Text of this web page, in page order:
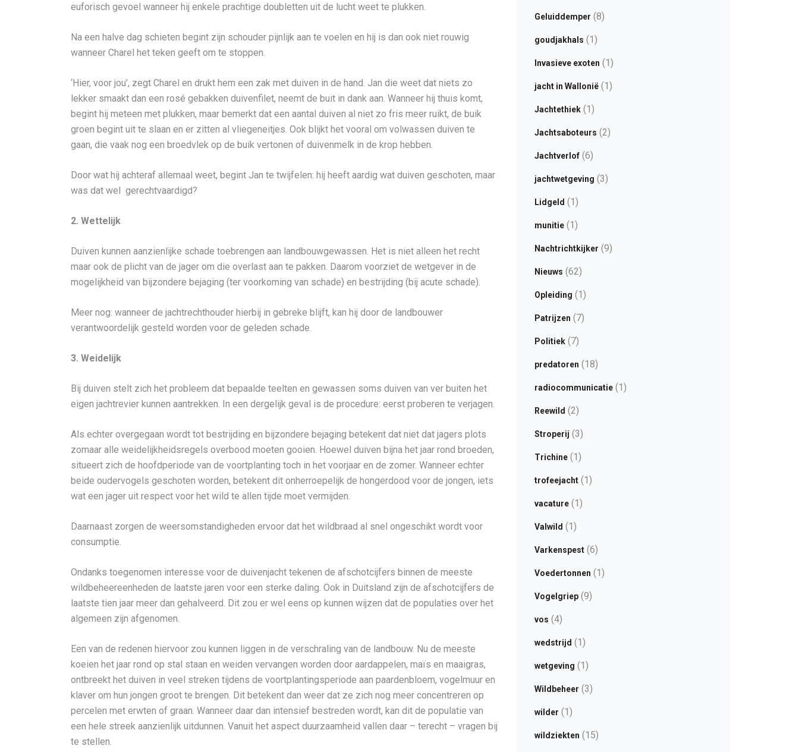
euforisch gevoel wanneer hij enkele prachtige doubletten uit de lucht weet te plukken.
Na een halve dag schieten begint zijn schouder pijnlijk aan te voelen en hij is dan ook niet rouwig
wanneer Charel het teken geeft om te stoppen.
‘Hier, voor jou’, zegt Charel en drukt hem een zak met duiven in de hand. Jan die weet dat niets zo
lekker smaakt dan een rosé gebakken duivenfilet, neemt de buit in dank aan. Wanneer hij thuis komt,
begint hij meteen met plukken, maar bemerkt dat een aantal duiven al niet zo fris meer ruikt, de buik
groen begint uit te slaan en er zitten al vliegeneitjes. Ook blijkt het vooral om volwassen duiven te
gaan, die vaak nog een broedvlek op de buik vertonen of duivenmelk in de krop hebben.
Door wat hij achteraf allemaal weet, begint Jan te twijfelen: hij heeft aardig wat duiven geschoten, maar
was dat wel gerechtvaardigd?
2. Wettelijk
Duiven kunnen aanzienlijke schade toebrengen aan landbouwgewassen. Het is niet alleen het recht
maar ook de plicht van de jager om die overlast aan te pakken. Daarom voorziet de wetgever in de
mogelijkheid van bijzondere bejaging (ter voorkoming van schade) en bestrijding (bij acute schade).
Meer nog: wanneer de jachtrechthouder hierbij in gebreke blijft, kan hij door de landbouwer
verantwoordelijk gesteld worden voor de geleden schade.
3. Weidelijk
Bij duiven stelt zich het probleem dat bepaalde teelten en gewassen soms duiven van ver buiten het
eigen jachtrevier kunnen aantrekken. In een dergelijk geval is de procedure: eerst proberen te verjagen.
Als echter overgegaan wordt tot bestrijding en bijzondere bejaging betekent dat niet dat jagers plots
zomaar alle weidelijkheidsregels overbood moeten gooien. Hoewel duiven bijna het jaar rond broeden,
situeert zich de hoofdperiode van de voortplanting toch in het voorjaar en de zomer. Wanneer echter
beide oudervogels geschoten worden, betekent dit onherroepelijk de hongerdood voor de jongen, iets
wat een jager uit respect voor het wild te allen tijde moet vermijden.
Daarnaast zorgen de weersomstandigheden ervoor dat het wildbraad al snel ongeschikt wordt voor
consumptie.
Ondanks toegenomen interesse voor de duivenjacht tekenen de afschotcijfers binnen de meeste
wildbeheereenheden de laatste jaren voor een sterke daling. Ook in Duitsland zijn de afschotcijfers de
laatste tien jaar meer dan gehalveerd. Dit zou er wel eens op kunnen wijzen dat de populaties over het
algemeen zijn afgenomen.
Een van de redenen hiervoor zou kunnen liggen in de verschraling van de landbouw. Nu de meeste
koeien het jaar rond op stal staan en weiden vervangen worden door aardappelen, maïs en maaigras,
ontbreekt het duiven in veel streken tijdens de voortplantingsperiode aan paardenbloem, vogelmuur en
klaver om hun jongen groot te brengen. Dit betekent dan weer dat ze zich nog meer concentreren op
percelen met erwten of graan. Wanneer daar dan intensief bestreden wordt, kan dit de populatie van
een hele streek aanzienlijk uitdunnen. Vanuit het aspect duurzaamheid vallen daar – terecht – vragen bij
te stellen.
Geluiddemper (8)
goudjakhals (1)
Invasieve exoten (1)
jacht in Wallonië(1)
Jachtethiek(1)
Jachtsaboteurs (2)
Jachtverlof(6)
jachtwetgeving (3)
Lidgeld (1)
munitie(1)
Nachtrichtkijker (9)
Nieuws (62)
Opleiding (1)
Patrijzen (7)
Politiek(7)
predatoren (18)
radiocommunicatie(1)
Reewild (2)
Stroperij (3)
Trichine(1)
trofeejacht(1)
vacature(1)
Valwild (1)
Varkenspest(6)
Voedertonnen (1)
Vogelgriep(9)
vos (4)
wedstrijd (1)
wetgeving (1)
Wildbeheer (3)
wilder (1)
wildziekten (15)